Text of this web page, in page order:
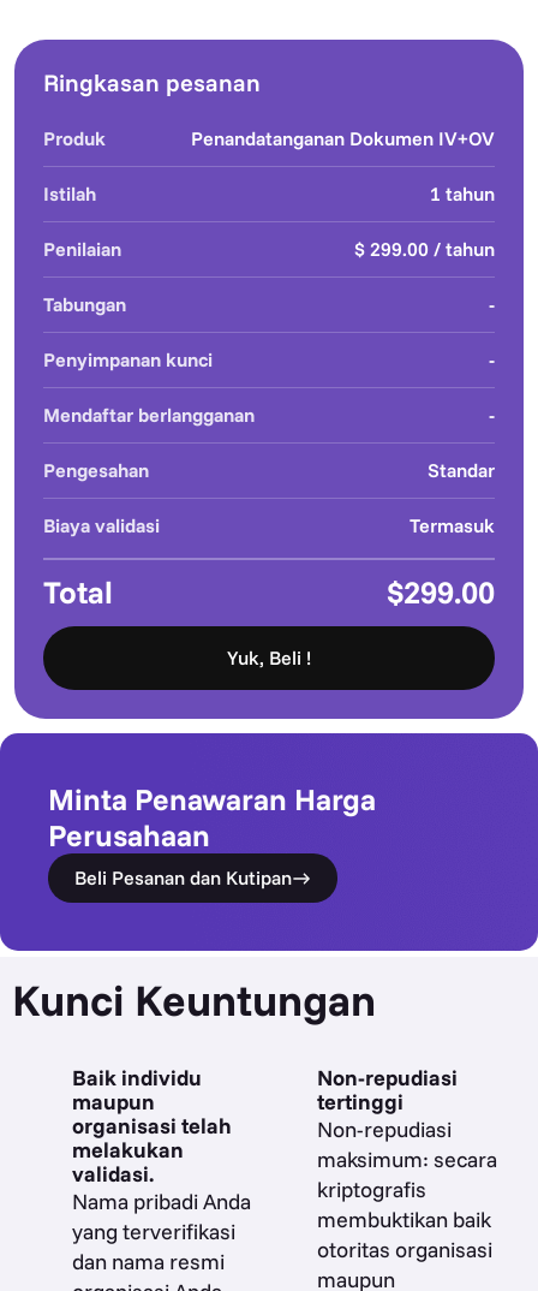
Ringkasan pesanan
Produk Penandatanganan Dokumen IV+OV
Istilah 1 tahun
Penilaian $ 299.00 / tahun
Tabungan -
Penyimpanan kunci -
Mendaftar berlangganan -
Pengesahan Standar
Biaya validasi Termasuk
Total $299.00
Yuk, Beli !
Minta Penawaran Harga
Perusahaan
Beli Pesanan dan Kutipan
Kunci Keuntungan
Baik individu
maupun
organisasi telah
melakukan
validasi.
Nama pribadi Anda
yang terverifikasi
dan nama resmi
Non-repudiasi
tertinggi
Non-repudiasi
maksimum: secara
kriptografis
membuktikan baik
otoritas organisasi
maupun